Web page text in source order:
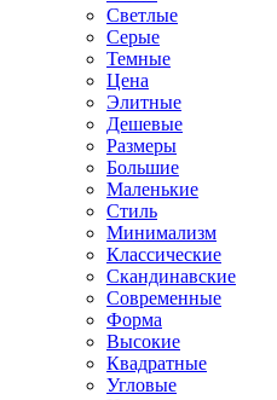
Светлые
Серые
Темные
Цена
Элитные
Дешевые
Размеры
Большие
Маленькие
Стиль
Минимализм
Классические
Скандинавские
Современные
Форма
Высокие
Квадратные
Угловые